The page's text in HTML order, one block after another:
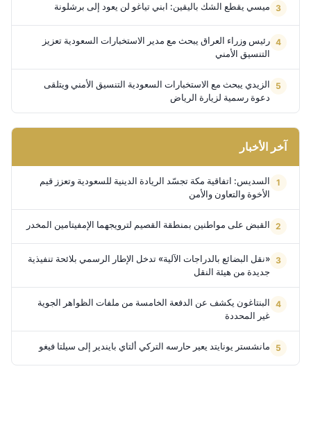
ميسي يقطع الشك باليقين: ابني تياغو لن يعود إلى برشلونة
رئيس وزراء العراق يبحث مع مدير الاستخبارات السعودية تعزيز
التنسيق الأمني
الزيدي يبحث مع الاستخبارات السعودية التنسيق الأمني ويتلقى
دعوة رسمية لزيارة الرياض
آخر الأخبار
السديس: اتفاقية مكة تجسّد الريادة الدينية للسعودية وتعزز قيم
الأخوة والتعاون والأمن
القبض على مواطنين بمنطقة القصيم لترويجهما الإمفيتامين المخدر
«نقل البضائع بالدراجات الآلية» تدخل الإطار الرسمي بلائحة تنفيذية
جديدة من هيئة النقل
البنتاغون يكشف عن الدفعة الخامسة من ملفات الظواهر الجوية
غير المحددة
مانشستر يونايتد يعير حارسه التركي ألتاي بايندير إلى سيلتا فيغو